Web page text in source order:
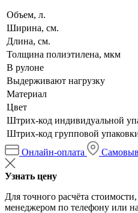
Объем, л.
Ширина, см.
Длина, см.
Толщина полиэтилена, мкм
В рулоне
Выдерживают нагрузку
Материал
Цвет
Штрих-код индивидуальной
Штрих-код групповой
Онлайн-оплата
Узнать цену
Для точного расчёта
менеджером по телефону или